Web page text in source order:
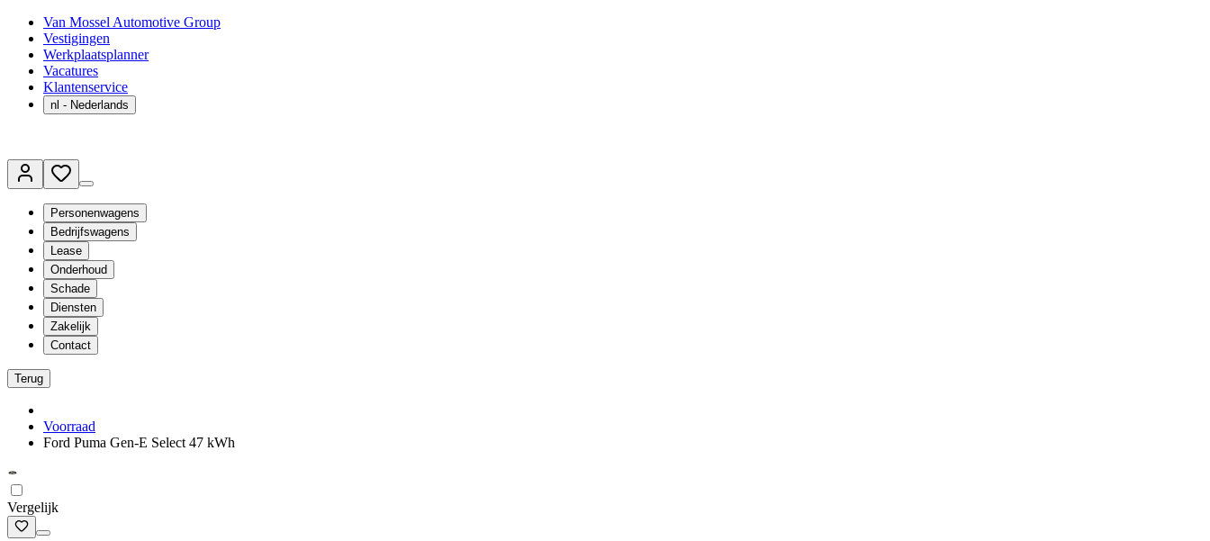
Van Mossel Automotive Group
Vestigingen
Werkplaatsplanner
Vacatures
Klantenservice
nl - Nederlands
Personenwagens
Bedrijfswagens
Lease
Onderhoud
Schade
Diensten
Zakelijk
Contact
Terug
Voorraad
Ford Puma Gen-E Select 47 kWh
Vergelijk